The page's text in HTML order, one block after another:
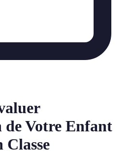
Votre Enfant
Classe